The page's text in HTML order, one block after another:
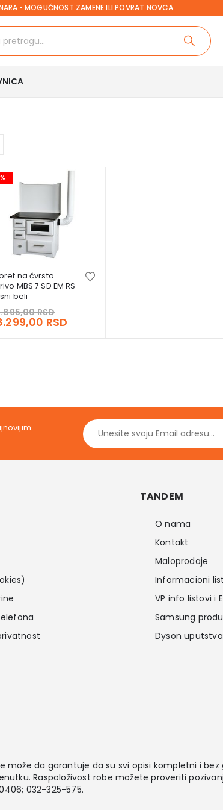
• MOGUĆNOST ZAMENE ILI POVRAT NOVCA
na čvrsto
MBS 7 SD EM RS
beli
RSD
price
42.895,00 RSD.
RSD
is:
TANDEM
O nama
Kontakt
Maloprodaje
Informacioni
VP info listovi i
Samsung
Dyson uputstva
može da garantuje da su svi opisi kompletni i bez
Raspoloživost robe možete proveriti
032-325-575.